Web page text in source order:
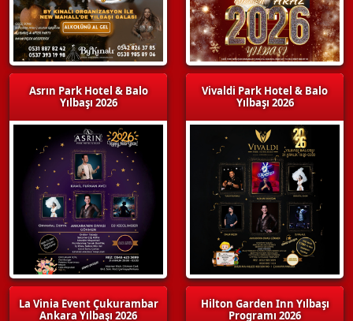
Asrın Park Hotel & Balo
Yılbaşı 2026
La Vinia Event Çukurambar
Ankara Yılbaşı 2026
Vivaldi Park Hotel & Balo
Yılbaşı 2026
Hilton Garden Inn Yılbaşı
Programı 2026